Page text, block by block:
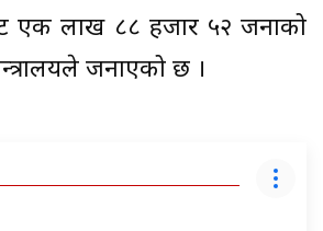
एक लाख ८८ हजार ५२ जनाको
जनाएको छ ।